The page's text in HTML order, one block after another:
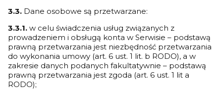
3.3. Dane osobowe są przetwarzane:
3.3.1. w celu świadczenia usług związanych z
prowadzeniem i obsługą konta w Serwisie – podstawą
prawną przetwarzania jest niezbędność przetwarzania
do wykonania umowy (art. 6 ust. 1 lit. b RODO), a w
zakresie danych podanych fakultatywnie – podstawą
prawną przetwarzania jest zgoda (art. 6 ust. 1 lit a
RODO);